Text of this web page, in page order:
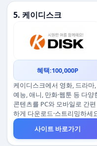
5. 케이디스크
혜택:100,000P
케이디스크에서 영화, 드라마,
예능, 애니, 만화·웹툰 등 다양
콘텐츠를 PC와 모바일로 간편
하게 다운로드·스트리밍하세
사이트 바로가기